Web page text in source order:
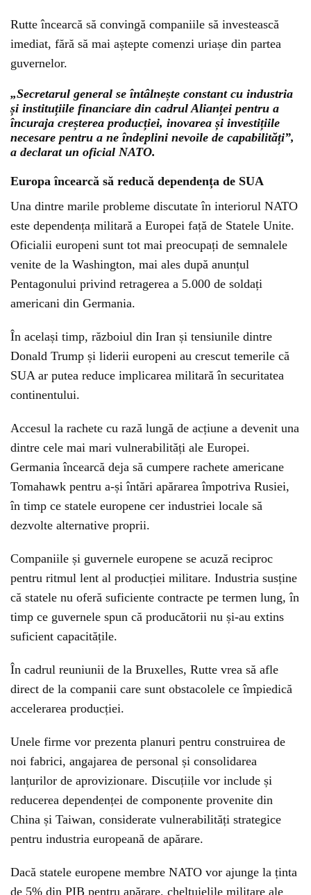
Rutte încearcă să convingă companiile să investească
imediat, fără să mai aștepte comenzi uriașe din partea
guvernelor.
„Secretarul general se întâlnește constant cu industria
și instituțiile financiare din cadrul Alianței pentru a
încuraja creșterea producției, inovarea și investițiile
necesare pentru a ne îndeplini nevoile de capabilități”,
a declarat un oficial NATO.
Europa încearcă să reducă dependența de SUA
Una dintre marile probleme discutate în interiorul NATO
este dependența militară a Europei față de Statele Unite.
Oficialii europeni sunt tot mai preocupați de semnalele
venite de la Washington, mai ales după anunțul
Pentagonului privind retragerea a 5.000 de soldați
americani din Germania.
În același timp, războiul din Iran și tensiunile dintre
Donald Trump și liderii europeni au crescut temerile că
SUA ar putea reduce implicarea militară în securitatea
continentului.
Accesul la rachete cu rază lungă de acțiune a devenit una
dintre cele mai mari vulnerabilități ale Europei.
Germania încearcă deja să cumpere rachete americane
Tomahawk pentru a-și întări apărarea împotriva Rusiei,
în timp ce statele europene cer industriei locale să
dezvolte alternative proprii.
Companiile și guvernele europene se acuză reciproc
pentru ritmul lent al producției militare. Industria susține
că statele nu oferă suficiente contracte pe termen lung, în
timp ce guvernele spun că producătorii nu și-au extins
suficient capacitățile.
În cadrul reuniunii de la Bruxelles, Rutte vrea să afle
direct de la companii care sunt obstacolele ce împiedică
accelerarea producției.
Unele firme vor prezenta planuri pentru construirea de
noi fabrici, angajarea de personal și consolidarea
lanțurilor de aprovizionare. Discuțiile vor include și
reducerea dependenței de componente provenite din
China și Taiwan, considerate vulnerabilități strategice
pentru industria europeană de apărare.
Dacă statele europene membre NATO vor ajunge la ținta
de 5% din PIB pentru apărare, cheltuielile militare ale